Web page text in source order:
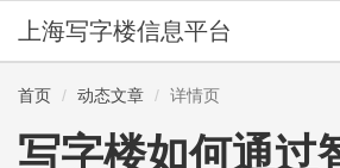
上海写字楼信息平台
首页 动态文章 详情页
写字楼如何通过